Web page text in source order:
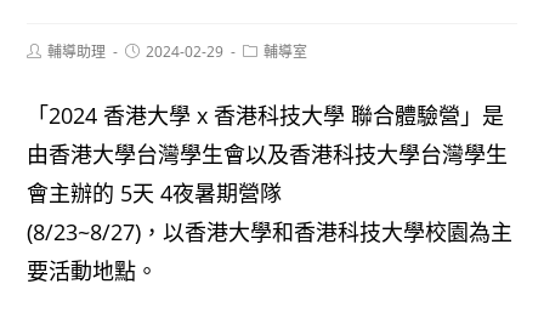
Post輔導助理
Post2024-02-29
Post輔導室
「2024 香港大學 x 香港科技大學 聯合體驗營」是
由香港大學台灣學生會以及香港科技大學台灣學生
會主辦的 5天 4夜暑期營隊
(8/23~8/27)，以香港大學和香港科技大學校園為主
要活動地點。